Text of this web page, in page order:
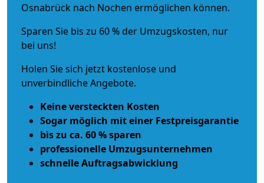
Osnabrück nach Nochen ermöglichen können.
Sparen Sie bis zu 60 % der Umzugskosten, nur
bei uns!
Holen Sie sich jetzt kostenlose und
unverbindliche Angebote.
Keine versteckten Kosten
Sogar möglich mit einer Festpreisgarantie
bis zu ca. 60 % sparen
professionelle Umzugsunternehmen
schnelle Auftragsabwicklung